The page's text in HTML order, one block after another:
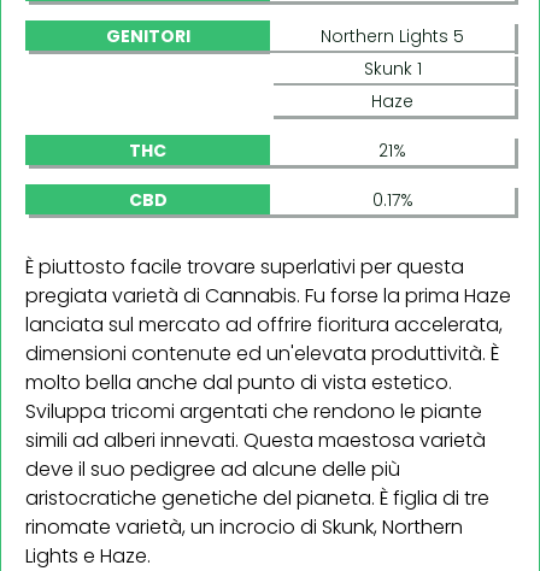
GENITORI
Northern Lights 5
Skunk 1
Haze
THC 21%
CBD 0.17%
È piuttosto facile trovare superlativi per questa
pregiata varietà di Cannabis. Fu forse la prima Haze
lanciata sul mercato ad offrire fioritura accelerata,
dimensioni contenute ed un'elevata produttività. È
molto bella anche dal punto di vista estetico.
Sviluppa tricomi argentati che rendono le piante
simili ad alberi innevati. Questa maestosa varietà
deve il suo pedigree ad alcune delle più
aristocratiche genetiche del pianeta. È figlia di tre
rinomate varietà, un incrocio di Skunk, Northern
Lights e Haze.